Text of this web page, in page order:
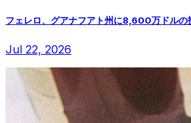
フェレロ、グアナフアト州に8,600万ドルの
Jul 22, 2026